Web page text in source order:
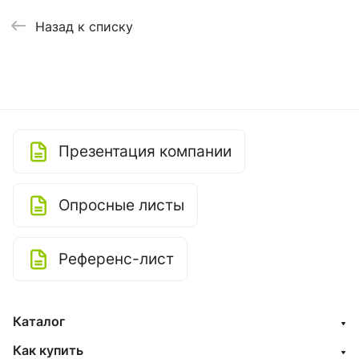
Назад к списку
Презентация компании
Опросные листы
Референс-лист
Каталог
Как купить